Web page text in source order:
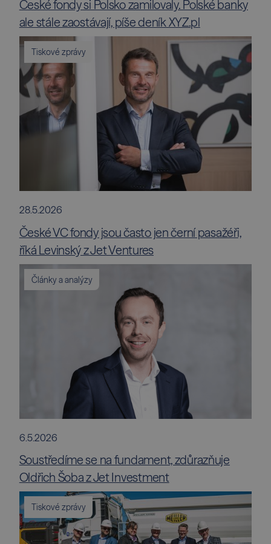
České fondy si Polsko zamilovaly. Polské banky
ale stále zaostávají, píše deník XYZ.pl
Tiskové zprávy
28.5.2026
České VC fondy jsou často jen černí pasažéři,
říká Levinský z Jet Ventures
Články a analýzy
6.5.2026
Soustředíme se na fundament, zdůrazňuje
Oldřich Šoba z Jet Investment
Tiskové zprávy